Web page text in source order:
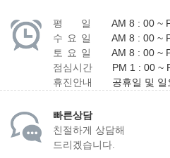
평 일
AM 8 : 00 ~
수 요 일
AM 8 : 00 ~
토 요 일
AM 8 : 00 ~
점심시간
PM 1 : 00 ~
휴진안내
공휴일 및 일
빠른상담
친절하게 상담해
드리겠습니다.